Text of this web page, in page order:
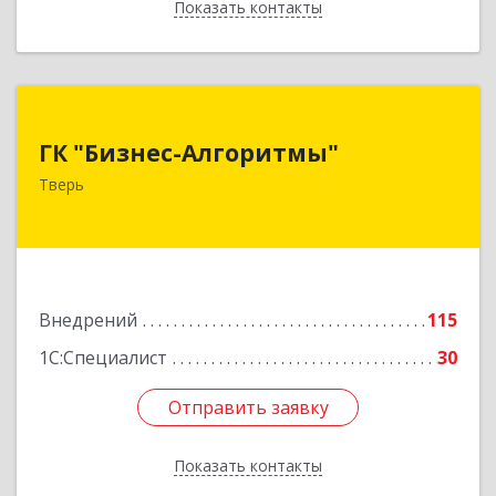
Показать контакты
Назад
ГК "Бизнес-Алгоритмы"
Тверь
Внедрений
115
1С:Специалист
30
Отправить заявку
Показать контакты
170006, Тверская обл, Тверь г, Брагина ул, дом
Подробнее
Отправить заявку
Назад